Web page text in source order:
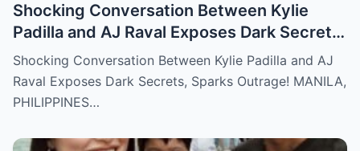
Shocking Conversation Between Kylie
Padilla and AJ Raval Exposes Dark Secrets,
Sparks Outrage!
Shocking Conversation Between Kylie Padilla and AJ
Raval Exposes Dark Secrets, Sparks Outrage! MANILA,
PHILIPPINES…